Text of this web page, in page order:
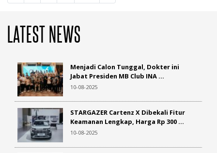
LATEST NEWSTempuh BYD Atto 1 ...
10-08-2025
Menjadi Calon Tunggal, Dokter ini
Jabat Presiden MB Club INA ...
10-08-2025
STARGAZER Cartenz X Dibekali Fitur
Keamanan Lengkap, Harga Rp 300 ...
10-08-2025
Logo Mobil : Pola Geometris
Punya Ketua Baru, Inilah Susunan
Pengurus Pusat IMI 2015-2019
31-01-2016